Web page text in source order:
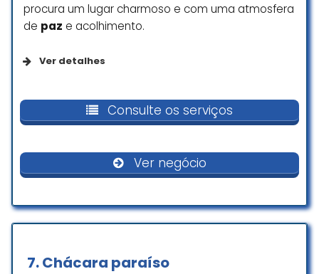
procura um lugar charmoso e com uma atmosfera
de paz e acolhimento.
Ver detalhes
Se identifica como uma empresa de
Consulte os serviços
Ver negócio
7.Chácara paraíso